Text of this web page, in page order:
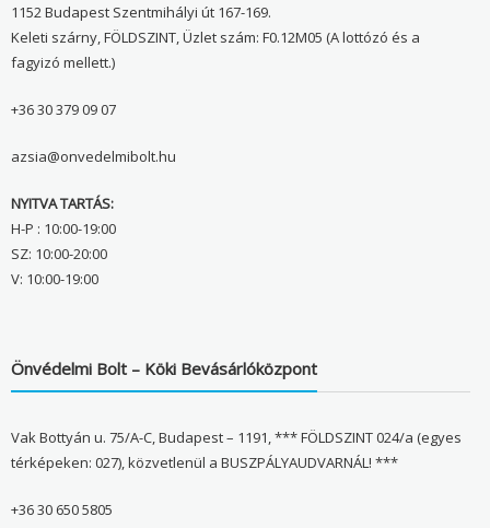
1152 Budapest Szentmihályi út 167-169.
Keleti szárny, FÖLDSZINT, Üzlet szám: F0.12M05 (A lottózó és a
fagyizó mellett.)
+36 30 379 09 07
azsia@onvedelmibolt.hu
NYITVA TARTÁS:
H-P : 10:00-19:00
SZ: 10:00-20:00
V: 10:00-19:00
Önvédelmi Bolt – Köki Bevásárlóközpont
Vak Bottyán u. 75/A-C, Budapest – 1191, *** FÖLDSZINT 024/a (egyes
térképeken: 027), közvetlenül a BUSZPÁLYAUDVARNÁL! ***
+36 30 650 5805